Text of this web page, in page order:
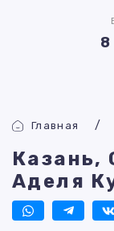
Главная
Казань,
Аделя